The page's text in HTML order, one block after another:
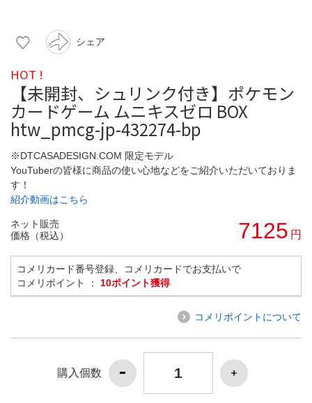
シェア
HOT !
【未開封、シュリンク付き】ポケモン
カードゲーム ムニキスゼロ BOX
htw_pmcg-jp-432274-bp
※DTCASADESIGN.COM 限定モデル
YouTuberの皆様に商品の使い心地などをご紹介いただいておりま
す！
紹介動画はこちら
ネット販売
価格（税込）
7125 円
コメリカード番号登録、コメリカードでお支払いで
コメリポイント ： 10ポイント獲得
コメリポイントについて
購入個数